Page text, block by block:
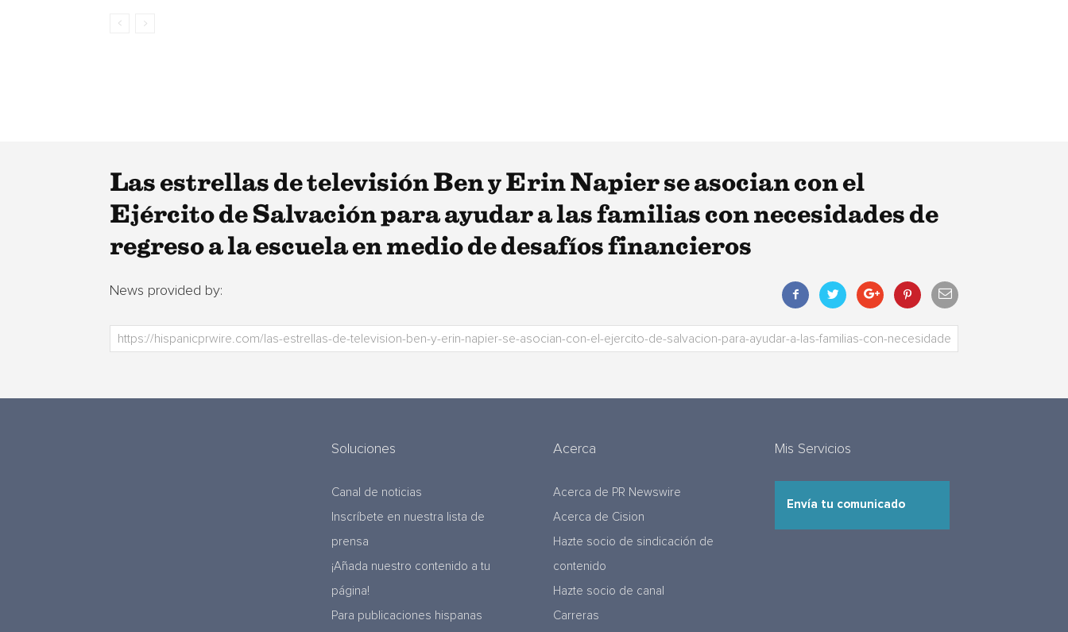
Las estrellas de televisión Ben y Erin Napier se asocian con el
Ejército de Salvación para ayudar a las familias con necesidades de
regreso a la escuela en medio de desafíos financieros
News provided by:
Soluciones
Canal de noticias
Inscríbete en nuestra lista de
prensa
¡Añada nuestro contenido a tu
página!
Para publicaciones hispanas
Acerca
Acerca de PR Newswire
Acerca de Cision
Hazte socio de sindicación de
contenido
Hazte socio de canal
Carreras
Mis Servicios
Envía tu comunicado